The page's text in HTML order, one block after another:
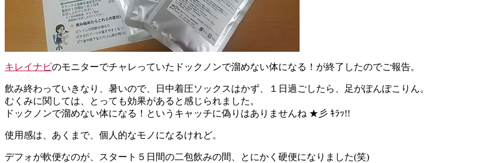
キレイナビのモニターでチャレっていたドックノンで溜めない体になる！が終了したのでご報告。
飲み終わっていきなり、暑いので、日中着圧ソックスはかず、１日過ごしたら、足がぽんぽこりん。
むくみに関しては、とっても効果があると感じられました。
ドックノンで溜めない体になる！というキャッチに偽りはありませんね ★彡 ｷﾗｯ!!
使用感は、あくまで、個人的なモノになるけれど。
デフォが軟便なのが、スタート５日間の二包飲みの間、とにかく硬便になりました(笑)